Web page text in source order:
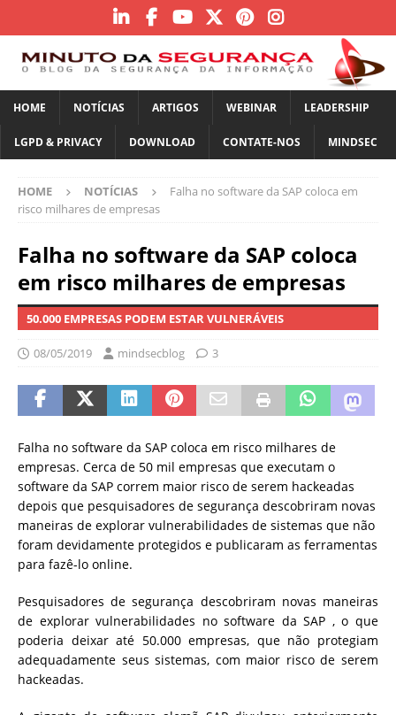
HOME NOTÍCIAS ARTIGOS WEBINAR LEADERSHIP
LGPD & PRIVACY DOWNLOAD CONTATE-NOS MINDSEC
HOME NOTÍCIAS
Falha no software da SAP coloca em
risco milhares de empresas
Falha no software da SAP coloca
em risco milhares de empresas
50.000 EMPRESAS PODEM ESTAR VULNERÁVEIS
08/05/2019 mindsecblog 3
Falha no software da SAP coloca em risco milhares de
empresas. Cerca de 50 mil empresas que executam o
software da SAP correm maior risco de serem hackeadas
depois que pesquisadores de segurança descobriram novas
maneiras de explorar vulnerabilidades de sistemas que não
foram devidamente protegidos e publicaram as ferramentas
para fazê-lo online.
Pesquisadores de segurança descobriram novas maneiras
de explorar vulnerabilidades nosoftware daSAP , o que
poderia deixar até 50.000 empresas, que não protegiam
adequadamente seus sistemas, com maior risco de serem
hackeadas.